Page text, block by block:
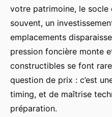
Dulce• 09/07/2026 14:01•11
votre patrimoine, le
souvent, un
emplacements
pression foncière monte
constructibles se font
question de prix : c’est
timing, et de maîtrise
préparation.